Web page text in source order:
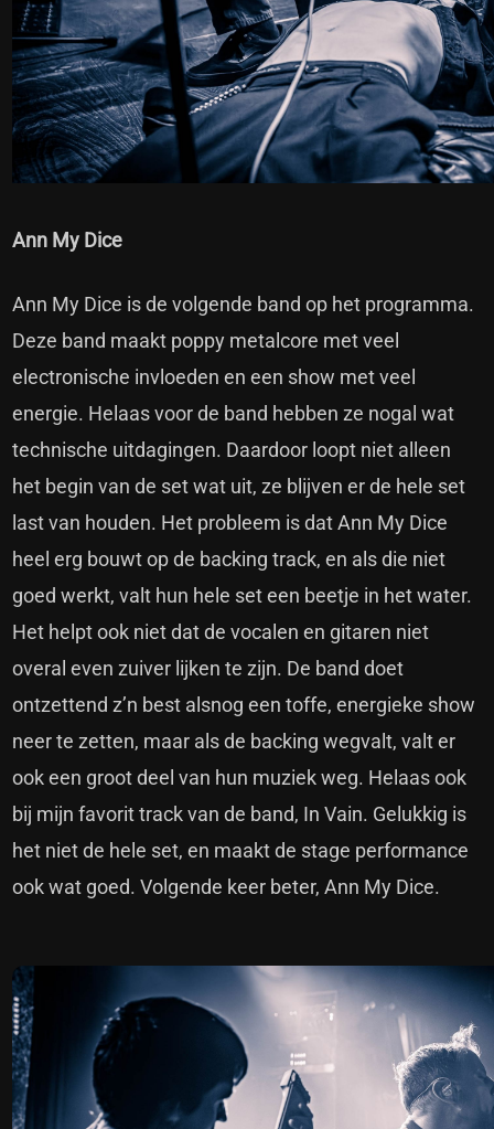
Ann My Dice
Ann My Dice is de volgende band op het programma.
Deze band maakt poppy metalcore met veel
electronische invloeden en een show met veel
energie. Helaas voor de band hebben ze nogal wat
technische uitdagingen. Daardoor loopt niet alleen
het begin van de set wat uit, ze blijven er de hele set
last van houden. Het probleem is dat Ann My Dice
heel erg bouwt op de backing track, en als die niet
goed werkt, valt hun hele set een beetje in het water.
Het helpt ook niet dat de vocalen en gitaren niet
overal even zuiver lijken te zijn. De band doet
ontzettend z’n best alsnog een toffe, energieke show
neer te zetten, maar als de backing wegvalt, valt er
ook een groot deel van hun muziek weg. Helaas ook
bij mijn favorit track van de band, In Vain. Gelukkig is
het niet de hele set, en maakt de stage performance
ook wat goed. Volgende keer beter, Ann My Dice.